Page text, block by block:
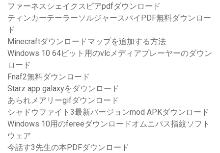
ファーネスシェイクスピアpdfダウンロード
ティンカーテーラーソルジャースパイPDF無料ダウンロー
ド
Minecraftダウンロードマップを追加する方法
Windows 10 64ビット用のvlcメディアプレーヤーのダウン
ロード
Fnaf2無料ダウンロード
Starz app galaxyをダウンロード
あられメアリーgifダウンロード
シャドウファイト3最新バージョンmod APKダウンロード
Windows 10用のfereeダウンロードオムニパス指紋ソフト
ウェア
今話す3先生の本PDFダウンロード